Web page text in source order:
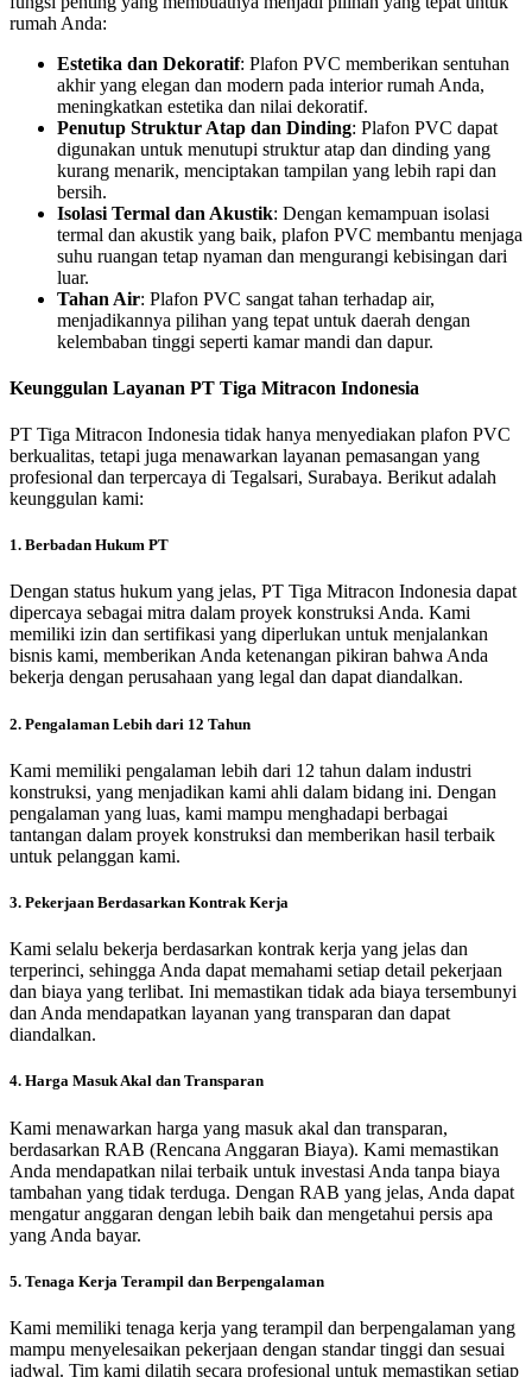
rumah Anda:
Estetika dan Dekoratif: Plafon PVC memberikan sentuhan
akhir yang elegan dan modern pada interior rumah Anda,
meningkatkan estetika dan nilai dekoratif.
Penutup Struktur Atap dan Dinding: Plafon PVC dapat
digunakan untuk menutupi struktur atap dan dinding yang
kurang menarik, menciptakan tampilan yang lebih rapi dan
bersih.
Isolasi Termal dan Akustik: Dengan kemampuan isolasi
termal dan akustik yang baik, plafon PVC membantu menjaga
suhu ruangan tetap nyaman dan mengurangi kebisingan dari
luar.
Tahan Air: Plafon PVC sangat tahan terhadap air,
menjadikannya pilihan yang tepat untuk daerah dengan
kelembaban tinggi seperti kamar mandi dan dapur.
Keunggulan Layanan PT Tiga Mitracon Indonesia
PT Tiga Mitracon Indonesia tidak hanya menyediakan plafon PVC
berkualitas, tetapi juga menawarkan layanan pemasangan yang
profesional dan terpercaya di Tegalsari, Surabaya. Berikut adalah
keunggulan kami:
1. Berbadan Hukum PT
Dengan status hukum yang jelas, PT Tiga Mitracon Indonesia dapat
dipercaya sebagai mitra dalam proyek konstruksi Anda. Kami
memiliki izin dan sertifikasi yang diperlukan untuk menjalankan
bisnis kami, memberikan Anda ketenangan pikiran bahwa Anda
bekerja dengan perusahaan yang legal dan dapat diandalkan.
2. Pengalaman Lebih dari 12 Tahun
Kami memiliki pengalaman lebih dari 12 tahun dalam industri
konstruksi, yang menjadikan kami ahli dalam bidang ini. Dengan
pengalaman yang luas, kami mampu menghadapi berbagai
tantangan dalam proyek konstruksi dan memberikan hasil terbaik
untuk pelanggan kami.
3. Pekerjaan Berdasarkan Kontrak Kerja
Kami selalu bekerja berdasarkan kontrak kerja yang jelas dan
terperinci, sehingga Anda dapat memahami setiap detail pekerjaan
dan biaya yang terlibat. Ini memastikan tidak ada biaya tersembunyi
dan Anda mendapatkan layanan yang transparan dan dapat
diandalkan.
4. Harga Masuk Akal dan Transparan
Kami menawarkan harga yang masuk akal dan transparan,
berdasarkan RAB (Rencana Anggaran Biaya). Kami memastikan
Anda mendapatkan nilai terbaik untuk investasi Anda tanpa biaya
tambahan yang tidak terduga. Dengan RAB yang jelas, Anda dapat
mengatur anggaran dengan lebih baik dan mengetahui persis apa
yang Anda bayar.
5. Tenaga Kerja Terampil dan Berpengalaman
Kami memiliki tenaga kerja yang terampil dan berpengalaman yang
mampu menyelesaikan pekerjaan dengan standar tinggi dan sesuai
jadwal. Tim kami dilatih secara profesional untuk memastikan setiap